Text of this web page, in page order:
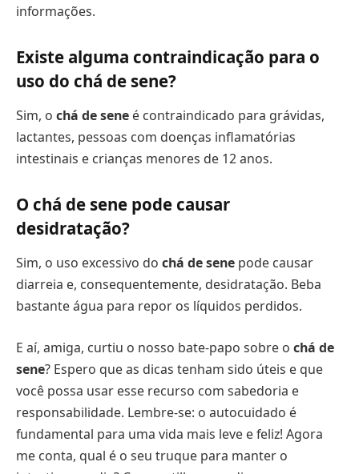
informações.
Existe alguma contraindicação para o
uso do chá de sene?
Sim, o chá de sene é contraindicado para grávidas,
lactantes, pessoas com doenças inflamatórias
intestinais e crianças menores de 12 anos.
O chá de sene pode causar
desidratação?
Sim, o uso excessivo do chá de sene pode causar
diarreia e, consequentemente, desidratação. Beba
bastante água para repor os líquidos perdidos.
E aí, amiga, curtiu o nosso bate-papo sobre o chá de
sene? Espero que as dicas tenham sido úteis e que
você possa usar esse recurso com sabedoria e
responsabilidade. Lembre-se: o autocuidado é
fundamental para uma vida mais leve e feliz! Agora
me conta, qual é o seu truque para manter o